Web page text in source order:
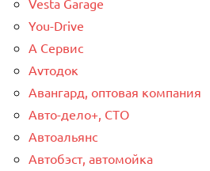
You-Drive
А Сервис
Аvтодок
Авангард, оптовая компания
Авто-дело+, СТО
Автоальянс
Автобэст, автомойка